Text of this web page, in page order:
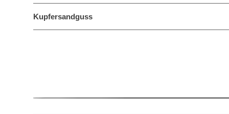
Kupfersandguss